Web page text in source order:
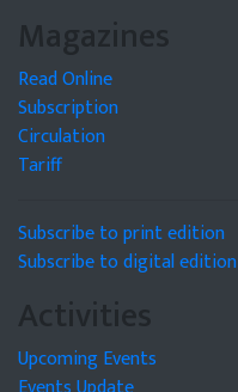
Magazines
Read Online
Subscription
Circulation
Tariff
Subscribe to print edition
Subscribe to digital edition
Activities
Upcoming Events